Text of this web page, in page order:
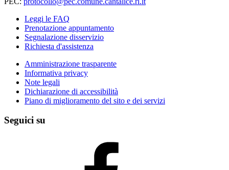
Leggi le FAQ
Prenotazione appuntamento
Segnalazione disservizio
Richiesta d'assistenza
Amministrazione trasparente
Informativa privacy
Note legali
Dichiarazione di accessibilità
Piano di miglioramento del sito e dei servizi
Seguici su